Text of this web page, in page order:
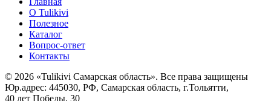
О Tulikivi
Полезное
Каталог
Вопрос-ответ
Контакты
© 2026 «Tulikivi Самарская область». Все права защищены
Юр.адрес: 445030, РФ, Самарская область, г.Тольятти,
40 лет Победы, 30